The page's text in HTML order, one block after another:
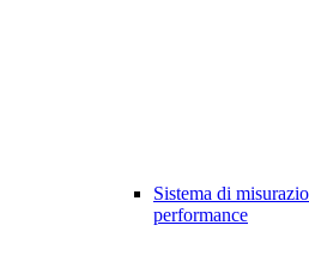
Sistema di
performance